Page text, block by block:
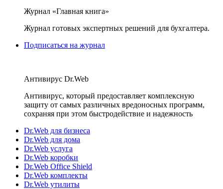
Журнал «Главная книга»
Журнал готовых экспертных решений для бухгалтера.
Подписаться на журнал
Антивирус Dr.Web
Антивирус, который предоставляет комплексную
защиту от самых различных вредоносных программ,
сохраняя при этом быстродействие и надежность
Dr.Web для бизнеса
Dr.Web для дома
Dr.Web услуга
Dr.Web коробки
Dr.Web Office Shield
Dr.Web комплекты
Dr.Web утилиты